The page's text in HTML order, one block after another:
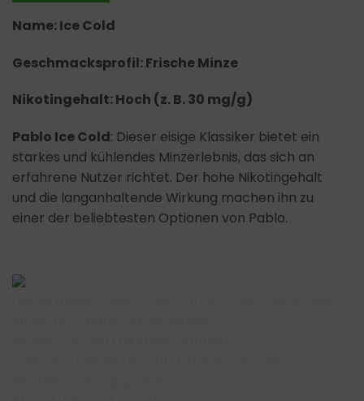
Name: Ice Cold
Geschmacksprofil: Frische Minze
Nikotingehalt: Hoch (z. B. 30 mg/g)
Pablo Ice Cold: Dieser eisige Klassiker bietet ein
starkes und kühlendes Minzerlebnis, das sich an
erfahrene Nutzer richtet. Der hohe Nikotingehalt
und die langanhaltende Wirkung machen ihn zu
einer der beliebtesten Optionen von Pablo.